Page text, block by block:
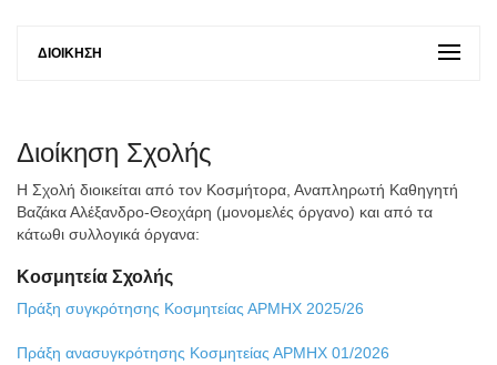
ΔΙΟΊΚΗΣΗ
Διοίκηση Σχολής
Η Σχολή διοικείται από τον Κοσμήτορα, Αναπληρωτή Καθηγητή
Βαζάκα Αλέξανδρο-Θεοχάρη (μονομελές όργανο) και από τα
κάτωθι συλλογικά όργανα:
Κοσμητεία Σχολής
Πράξη συγκρότησης Κοσμητείας ΑΡΜΗΧ 2025/26
Πράξη ανασυγκρότησης Κοσμητείας ΑΡΜΗΧ 01/2026